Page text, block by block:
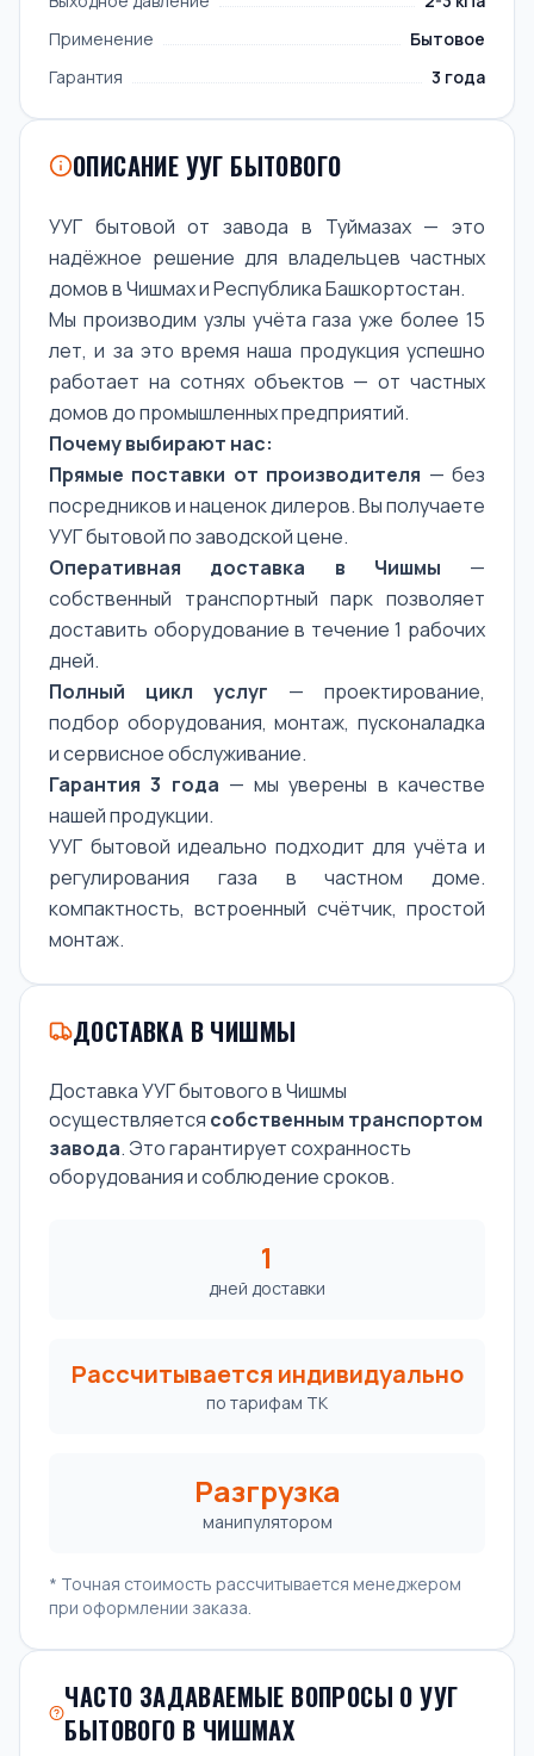
Применение
Бытовое
Гарантия
3 года
ОПИСАНИЕ УУГ БЫТОВОГО
УУГ бытовой от завода в Туймазах — это
надёжное решение для владельцев частных
домов в Чишмах и Республика Башкортостан.
Мы производим узлы учёта газа уже более 15
лет, и за это время наша продукция успешно
работает на сотнях объектов — от частных
домов до промышленных предприятий.
Почему выбирают нас:
Прямые поставки от производителя — без
посредников и наценок дилеров. Вы получаете
УУГ бытовой по заводской цене.
Оперативная доставка в Чишмы —
собственный транспортный парк позволяет
доставить оборудование в течение 1 рабочих
дней.
Полный цикл услуг — проектирование,
подбор оборудования, монтаж, пусконаладка
и сервисное обслуживание.
Гарантия 3 года — мы уверены в качестве
нашей продукции.
УУГ бытовой идеально подходит для учёта и
регулирования газа в частном доме.
компактность, встроенный счётчик, простой
монтаж.
ДОСТАВКА В ЧИШМЫ
Доставка УУГ бытового в Чишмы
осуществляется собственным транспортом
завода. Это гарантирует сохранность
оборудования и соблюдение сроков.
1
дней доставки
Рассчитывается индивидуально
по тарифам ТК
Разгрузка
манипулятором
* Точная стоимость рассчитывается менеджером
при оформлении заказа.
ЧАСТО ЗАДАВАЕМЫЕ ВОПРОСЫ О УУГ
БЫТОВОГО В ЧИШМАХ